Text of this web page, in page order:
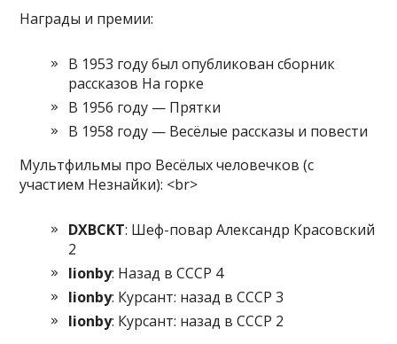
Награды и премии:
В 1953 году был опубликован сборник
рассказов На горке
В 1956 году — Прятки
В 1958 году — Весёлые рассказы и повести
Мультфильмы про Весёлых человечков (с
участием Незнайки): <br>
DXBCKT: Шеф-повар Александр Красовский
2
lionby: Назад в СССР 4
lionby: Курсант: назад в СССР 3
lionby: Курсант: назад в СССР 2